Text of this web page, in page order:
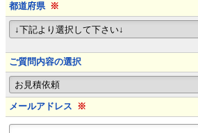
都道府県 ※
ご質問内容の選択
メールアドレス ※